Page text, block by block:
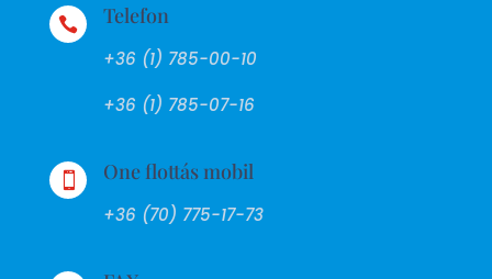
 Telefon
+36 (1) 785-00-10
+36 (1) 785-07-16
 One flottás mobil
+36 (70) 775-17-73